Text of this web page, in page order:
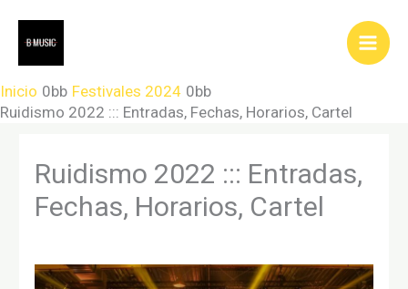
contenido
Inicio
Festivales 2024
Ruidismo 2022 ::: Entradas, Fechas, Horarios, Cartel
Ruidismo 2022 ::: Entradas,
Fechas, Horarios, Cartel